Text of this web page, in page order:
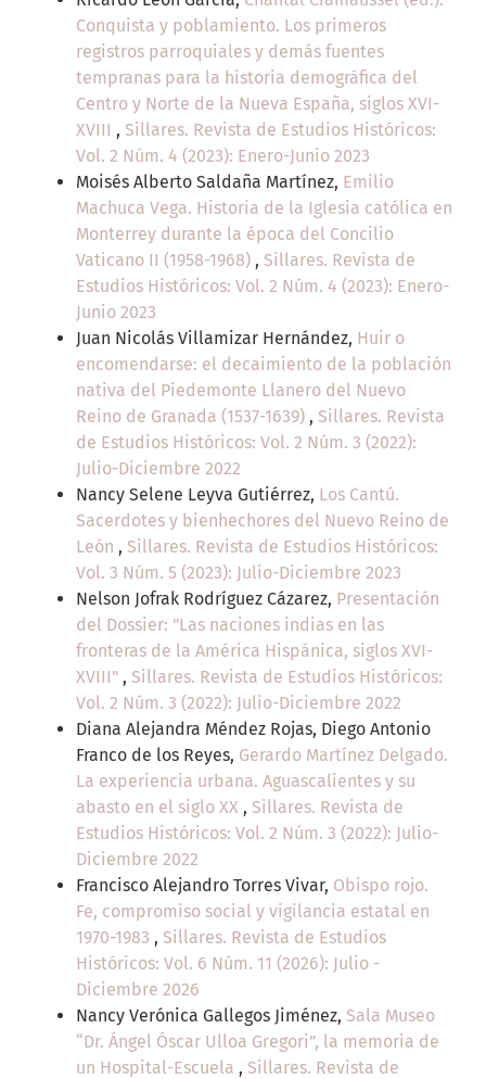
Conquista y poblamiento. Los primeros
registros parroquiales y demás fuentes
tempranas para la historia demográfica del
Centro y Norte de la Nueva España, siglos XVI-
XVIII , Sillares. Revista de Estudios Históricos:
Vol. 2 Núm. 4 (2023): Enero-Junio 2023
Moisés Alberto Saldaña Martínez, Emilio
Machuca Vega. Historia de la Iglesia católica en
Monterrey durante la época del Concilio
Vaticano II (1958-1968) , Sillares. Revista de
Estudios Históricos: Vol. 2 Núm. 4 (2023): Enero-
Junio 2023
Juan Nicolás Villamizar Hernández, Huir o
encomendarse: el decaimiento de la población
nativa del Piedemonte Llanero del Nuevo
Reino de Granada (1537-1639) , Sillares. Revista
de Estudios Históricos: Vol. 2 Núm. 3 (2022):
Julio-Diciembre 2022
Nancy Selene Leyva Gutiérrez, Los Cantú.
Sacerdotes y bienhechores del Nuevo Reino de
León , Sillares. Revista de Estudios Históricos:
Vol. 3 Núm. 5 (2023): Julio-Diciembre 2023
Nelson Jofrak Rodríguez Cázarez, Presentación
del Dossier: "Las naciones indias en las
fronteras de la América Hispánica, siglos XVI-
XVIII" , Sillares. Revista de Estudios Históricos:
Vol. 2 Núm. 3 (2022): Julio-Diciembre 2022
Diana Alejandra Méndez Rojas, Diego Antonio
Franco de los Reyes, Gerardo Martínez Delgado.
La experiencia urbana. Aguascalientes y su
abasto en el siglo XX , Sillares. Revista de
Estudios Históricos: Vol. 2 Núm. 3 (2022): Julio-
Diciembre 2022
Francisco Alejandro Torres Vivar, Obispo rojo.
Fe, compromiso social y vigilancia estatal en
1970-1983 , Sillares. Revista de Estudios
Históricos: Vol. 6 Núm. 11 (2026): Julio -
Diciembre 2026
Nancy Verónica Gallegos Jiménez, Sala Museo
“Dr. Ángel Óscar Ulloa Gregori”, la memoria de
un Hospital-Escuela , Sillares. Revista de